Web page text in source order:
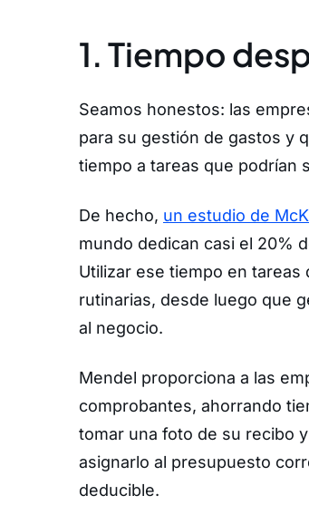
1. Tiempo
Seamos honestos: las
para su gestión de gastos y
tiempo a tareas que podrían
De hecho, un estudio de
mundo dedican casi el 20%
Utilizar ese tiempo en
rutinarias, desde luego que
al negocio.
Mendel proporciona a las
comprobantes, ahorrando
tomar una foto de su recibo
asignarlo al presupuesto
deducible.